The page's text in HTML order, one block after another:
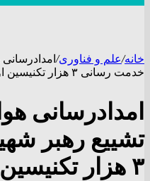
خانه/علم و فناوری/
خدمت رسانی ۳ هزار تکنیسین اورژانس و هلال احمر
امدادرسانی
تشییع رهبر
۳ هزار